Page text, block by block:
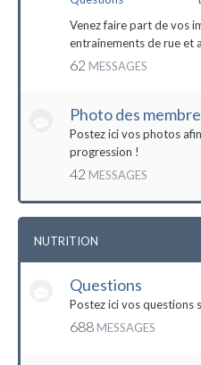
Venez faire part de vos
entrainements de rue et
62 MESSAGES
Photo des
Postez ici vos photos
progression !
42 MESSAGES
NUTRITION
Questions
Postez ici vos questions
688 MESSAGES